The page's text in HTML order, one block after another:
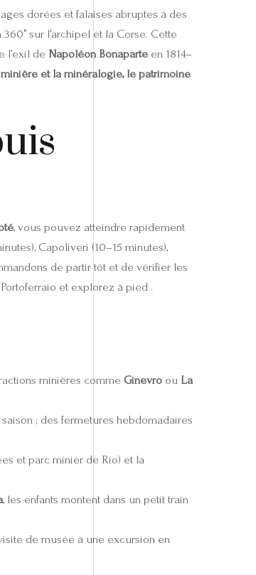
dorées et falaises abruptes à des
sur l’archipel et la Corse. Cette
l’exil de Napoléon Bonaparte en 1814–
minière et la minéralogie, le patrimoine
, vous pouvez atteindre rapidement
Capoliveri (10–15 minutes),
de partir tôt et de vérifier les
et explorez à pied .
minières comme Ginevro ou La
; des fermetures hebdomadaires
et parc minier de Rio) et la
, les enfants montent dans un petit train
de musée à une excursion en